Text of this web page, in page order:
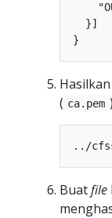
  }]
( ca.pem
Buatfile